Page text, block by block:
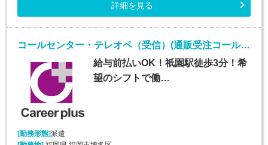
詳細を見る
コールセンター・テレオペ（受信）(通販受注コールセンターオペレーター)
給与前払いOK！祇園駅徒歩3分！希
望のシフトで働…
[勤務形態]派遣